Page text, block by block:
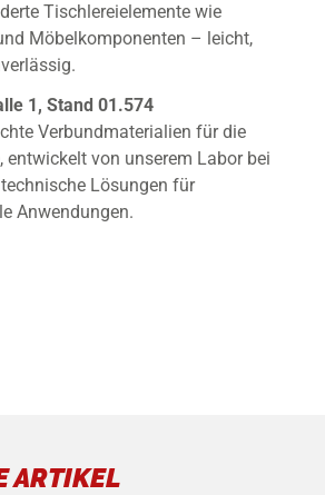
Tischlereielemente wie
Möbelkomponenten – leicht,
1, Stand 01.574
Verbundmaterialien für die
entwickelt von unserem Labor bei
Lösungen für
Anwendungen.
ARTIKEL